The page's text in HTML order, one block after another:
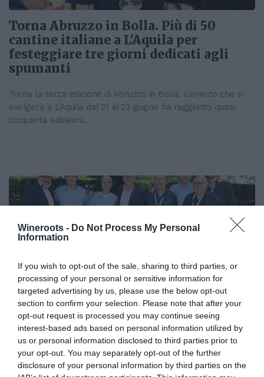
Wineroots - Do Not Process My Personal
Information
If you wish to opt-out of the sale, sharing to third parties, or
processing of your personal or sensitive information for
targeted advertising by us, please use the below opt-out
section to confirm your selection. Please note that after your
opt-out request is processed you may continue seeing
interest-based ads based on personal information utilized by
us or personal information disclosed to third parties prior to
your opt-out. You may separately opt-out of the further
disclosure of your personal information by third parties on the
Torna Abruzzo in Bolla. Più di 50
cantine italiane a L'Aquila per
festeggiare tre giorni dedicati agli
spumanti
Torna la terza edizione di Abruzzo in Bolla. L'evento che si
svolgerà a L'Aquila dal 21 al 23 giugno ha raggiunto quasi
cinquanta adesioni...
Un nuovo Cda per Demeter con la
riconferma del presidente Enrico
Amico
Tempo di nuovo Cda per Demeter e i soci licenziatari del
marchio che certifica la qualità della produzione agricola
biodinamica. Nella giornata...